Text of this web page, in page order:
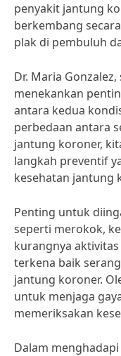
penyakit jantung
berkembang
plak di pembuluh
Dr. Maria
menekankan
antara kedua
perbedaan antara
jantung koroner,
langkah preventif
kesehatan jantung
Penting untuk
seperti merokok,
kurangnya
terkena baik
jantung koroner.
untuk menjaga
memeriksakan
Dalam